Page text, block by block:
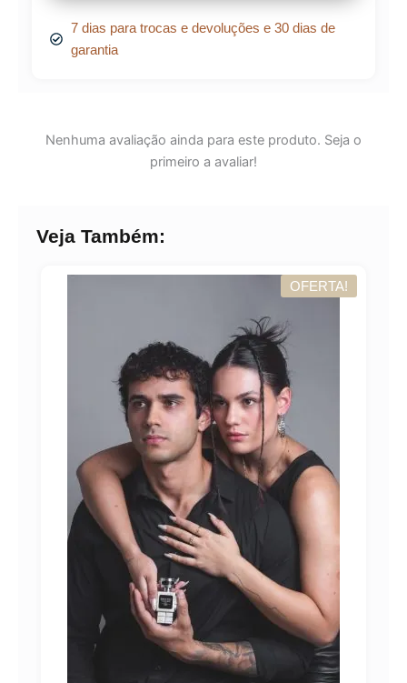
7 dias para trocas e devoluções e 30 dias de
garantia
Nenhuma avaliação ainda para este produto. Seja o
primeiro a avaliar!
Veja Também:
OFERTA!